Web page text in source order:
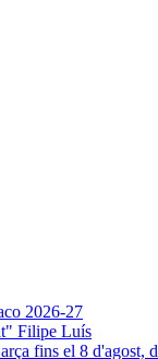
Filipe Luís